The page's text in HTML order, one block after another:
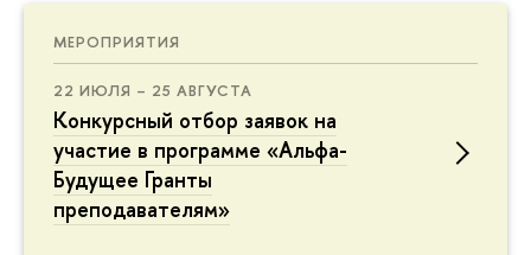
МЕРОПРИЯТИЯ
22 ИЮЛЯ – 25 АВГУСТА
Конкурсный отбор заявок на
участие в программе «Альфа-
Будущее Гранты
преподавателям»